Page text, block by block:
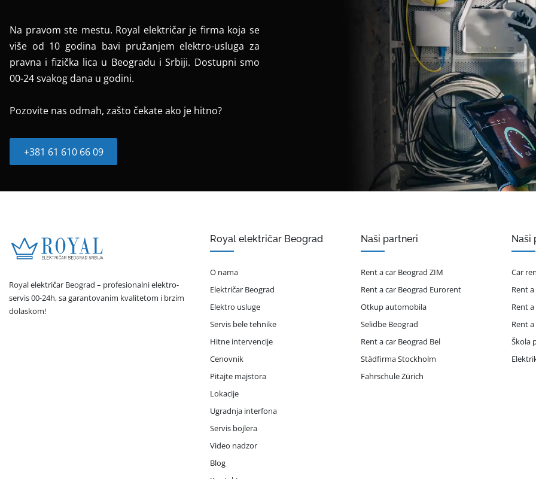
Na pravom ste mestu. Royal električar je firma koja se
više od 10 godina bavi pružanjem elektro-usluga za
pravna i fizička lica u Beogradu i Srbiji. Dostupni smo
00-24 svakog dana u godini.
Pozovite nas odmah, zašto čekate ako je hitno?
+381 61 610 66 09
Royal električar Beograd – profesionalni elektro-
servis 00-24h, sa garantovanim kvalitetom i brzim
dolaskom!
Royal električar Beograd
O nama
Električar Beograd
Elektro usluge
Servis bele tehnike
Hitne intervencije
Cenovnik
Pitajte majstora
Lokacije
Ugradnja interfona
Servis bojlera
Video nadzor
Blog
Naši partneri
Rent a car Beograd ZIM
Rent a car Beograd Eurorent
Otkup automobila
Selidbe Beograd
Rent a car Beograd Bel
Städfirma Stockholm
Fahrschule Zürich
Naši
Car
Rent
Rent
Rent
Škola